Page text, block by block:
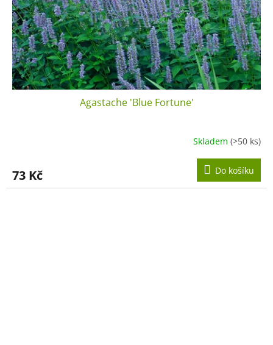
Agastache 'Blue Fortune'
Skladem (>50 ks)
73 Kč Do košíku